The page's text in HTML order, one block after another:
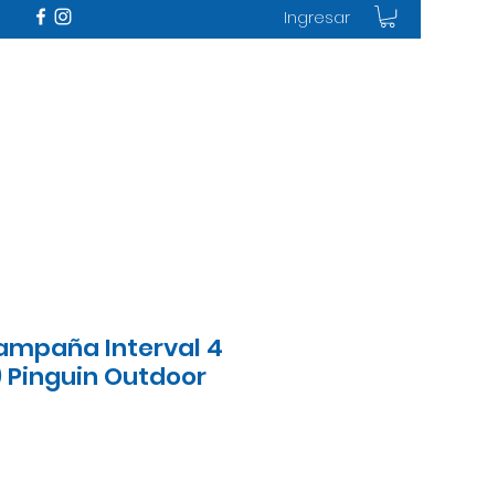
Ingresar
Interval 4
Outdoor